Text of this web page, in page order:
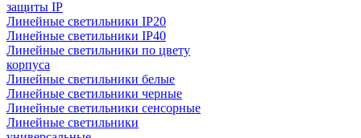
защиты IP
Линейные светильники IP20
Линейные светильники IP40
Линейные светильники по цвету
корпуса
Линейные светильники белые
Линейные светильники черные
Линейные светильники сенсорные
Линейные светильники